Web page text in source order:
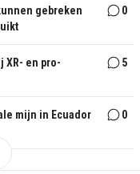
gebreken
0
XR- en pro-
5
mijn in Ecuador 0